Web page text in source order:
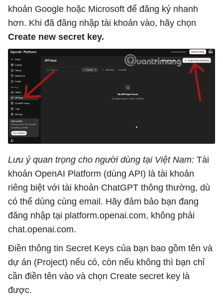
khoản Google hoặc Microsoft để đăng ký nhanh
hơn. Khi đã đăng nhập tài khoản vào, hãy chọn
Create new secret key.
Lưu ý quan trọng cho người dùng tại Việt Nam: Tài
khoản OpenAI Platform (dùng API) là tài khoản
riêng biệt với tài khoản ChatGPT thông thường, dù
có thể dùng cùng email. Hãy đảm bảo bạn đang
đăng nhập tại platform.openai.com, không phải
chat.openai.com.
Điền thông tin Secret Keys của bạn bao gồm tên và
dự án (Project) nếu có, còn nếu không thì bạn chỉ
cần điền tên vào và chọn Create secret key là
được.